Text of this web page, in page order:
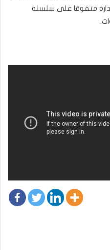
متفوقا على سلسلة